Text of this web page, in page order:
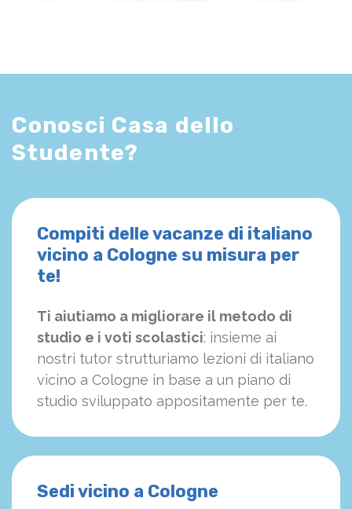
Conosci Casa dello
Studente?
Compiti delle vacanze di italiano
vicino a Cologne su misura per
te!
Ti aiutiamo a migliorare il metodo di
studio e i voti scolastici: insieme ai
nostri tutor strutturiamo lezioni di italiano
vicino a Cologne in base a un piano di
studio sviluppato appositamente per te.
Sedi vicino a Cologne